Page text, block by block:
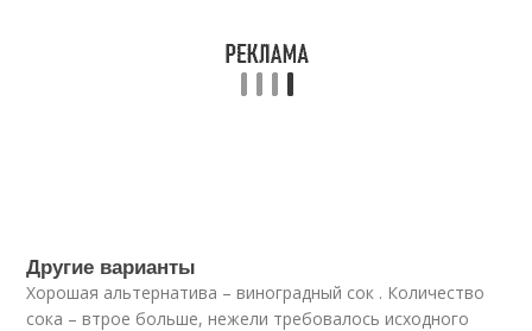
Другие варианты
Хорошая альтернатива – виноградный сок . Количество
сока – втрое больше, нежели требовалось исходного